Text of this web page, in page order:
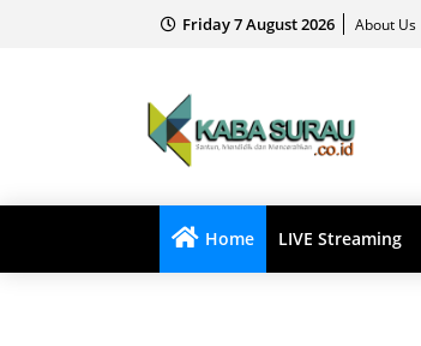
Friday 7 August 2026 About Us
Home LIVE Streaming